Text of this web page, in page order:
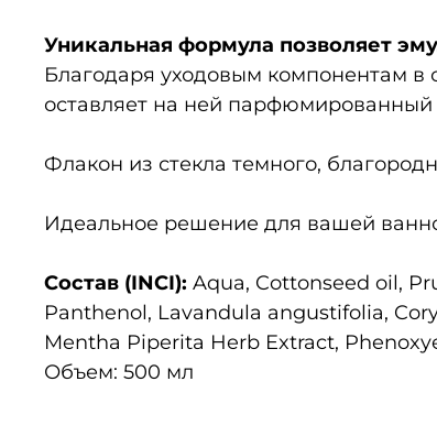
Уникальная формула позволяет
Благодаря уходовым компонентам в
оставляет на ней
Флакон из стекла темного,
Идеальное решение для вашей
Состав (INCI): Aqua, Cottonseed oil,
Panthenol, Lavandula angustifolia,
Mentha Piperita Herb Extract,
Объем: 500 мл